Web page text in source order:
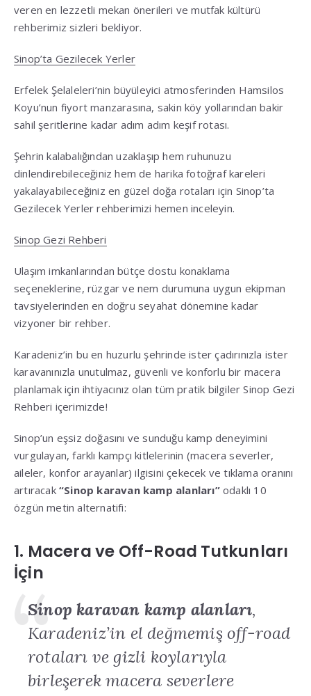
veren en lezzetli mekan önerileri ve mutfak kültürü
rehberimiz sizleri bekliyor.
Sinop’ta Gezilecek Yerler
Erfelek Şelaleleri’nin büyüleyici atmosferinden Hamsilos
Koyu’nun fiyort manzarasına, sakin köy yollarından bakir
sahil şeritlerine kadar adım adım keşif rotası.
Şehrin kalabalığından uzaklaşıp hem ruhunuzu
dinlendirebileceğiniz hem de harika fotoğraf kareleri
yakalayabileceğiniz en güzel doğa rotaları için Sinop’ta
Gezilecek Yerler rehberimizi hemen inceleyin.
Sinop Gezi Rehberi
Ulaşım imkanlarından bütçe dostu konaklama
seçeneklerine, rüzgar ve nem durumuna uygun ekipman
tavsiyelerinden en doğru seyahat dönemine kadar
vizyoner bir rehber.
Karadeniz’in bu en huzurlu şehrinde ister çadırınızla ister
karavanınızla unutulmaz, güvenli ve konforlu bir macera
planlamak için ihtiyacınız olan tüm pratik bilgiler Sinop Gezi
Rehberi içerimizde!
Sinop’un eşsiz doğasını ve sunduğu kamp deneyimini
vurgulayan, farklı kampçı kitlelerinin (macera severler,
aileler, konfor arayanlar) ilgisini çekecek ve tıklama oranını
artıracak “Sinop karavan kamp alanları”odaklı 10
özgün metin alternatifi:
1. Macera ve Off-Road Tutkunları
İçin
Sinop karavan kamp alanları,
Karadeniz’in el değmemiş off-road
rotaları ve gizli koylarıyla
birleşerek macera severlere